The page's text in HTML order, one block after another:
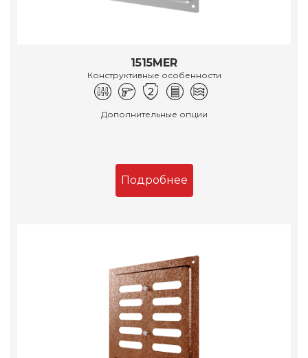
1515MER
Конструктивные особенности
Дополнительные опции
Подробнее